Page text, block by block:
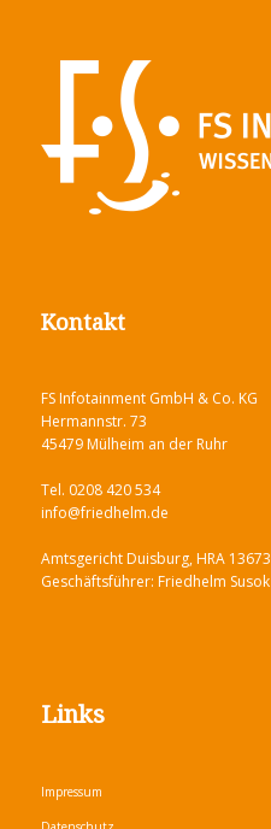
Kontakt
FS Infotainment GmbH & Co. KG
Hermannstr. 73
45479 Mülheim an der Ruhr
Tel. 0208 420 534
info@friedhelm.de
Amtsgericht Duisburg, HRA 13673
Geschäftsführer: Friedhelm Susok
Links
Impressum